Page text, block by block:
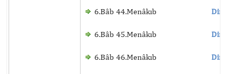
6.Bâb 44.Menâkıb
6.Bâb 45.Menâkıb
6.Bâb 46.Menâkıb